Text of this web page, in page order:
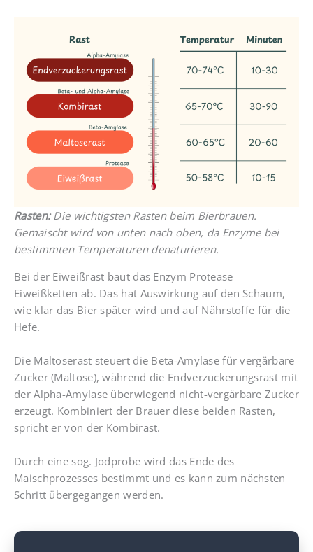
Rasten:Die wichtigsten Rasten beim Bierbrauen.
Gemaischt wird von unten nach oben, da Enzyme bei
bestimmten Temperaturen denaturieren.
Bei der Eiweißrast baut das Enzym Protease
Eiweißketten ab. Das hat Auswirkung auf den Schaum,
wie klar das Bier später wird und auf Nährstoffe für die
Hefe.
Die Maltoserast steuert die Beta-Amylase für vergärbare
Zucker (Maltose), während die Endverzuckerungsrast mit
der Alpha-Amylase überwiegend nicht-vergärbare Zucker
erzeugt. Kombiniert der Brauer diese beiden Rasten,
spricht er von der Kombirast.
Durch eine sog. Jodprobe wird das Ende des
Maischprozesses bestimmt und es kann zum nächsten
Schritt übergegangen werden.